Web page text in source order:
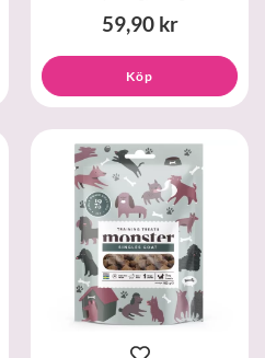
59,90 kr
Köp